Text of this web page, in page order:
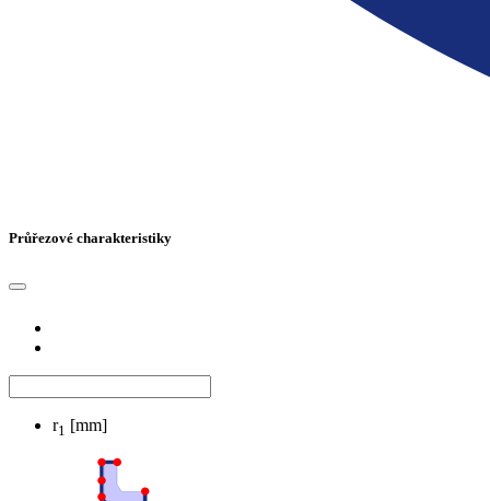
Průřezové charakteristiky
r1 [mm]